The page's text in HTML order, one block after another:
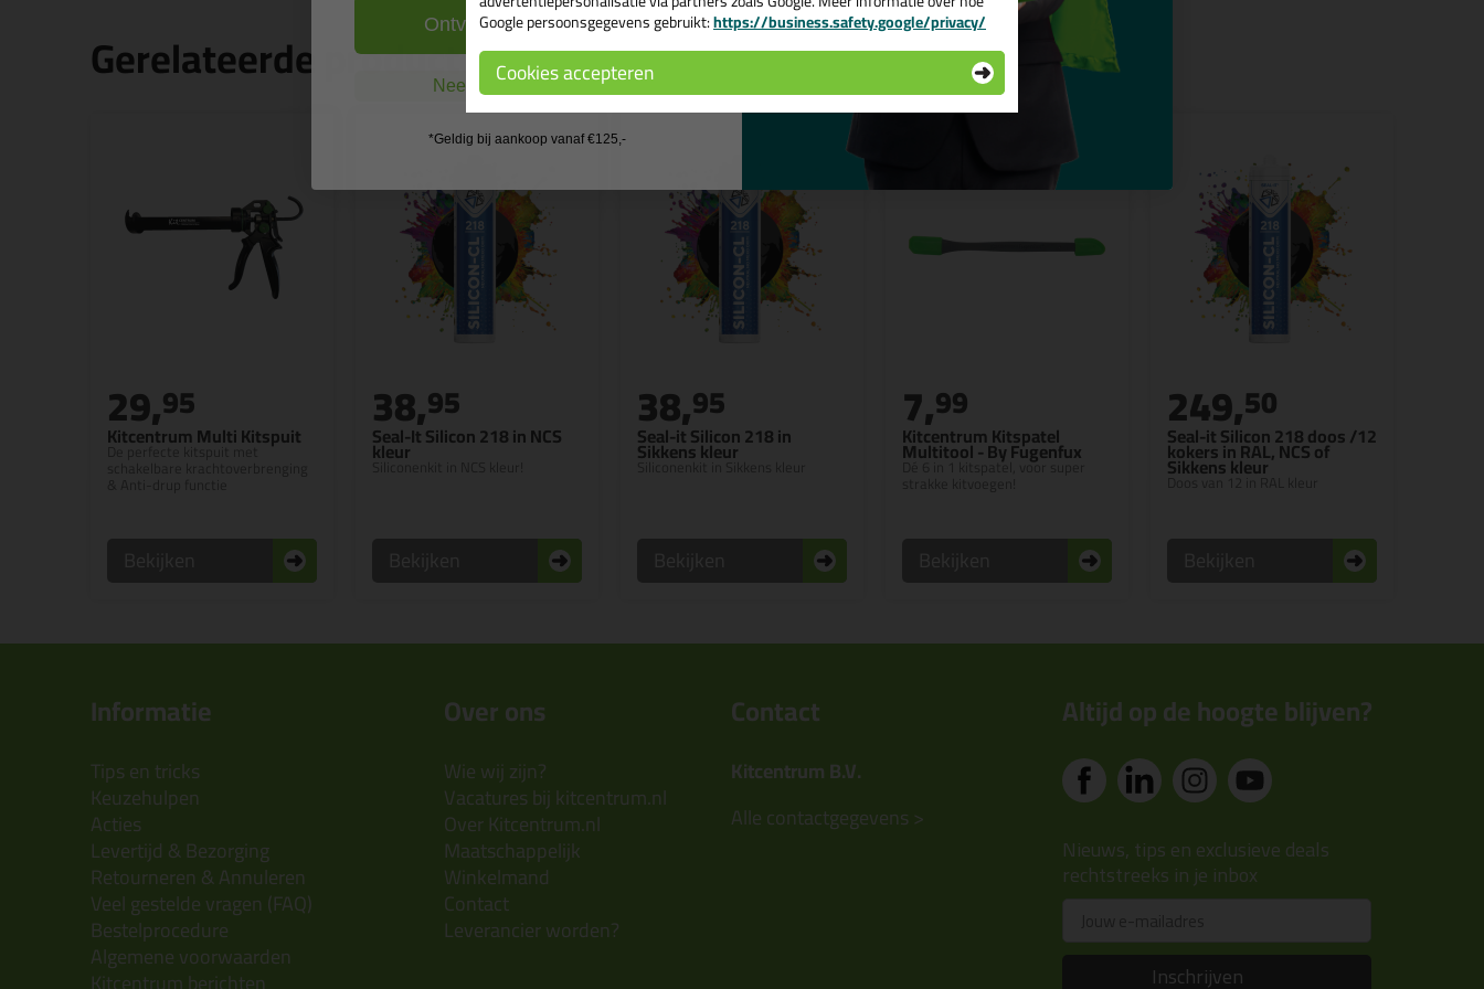
Gerelateerde producten
Kitcentrum Multi Kitspuit
De perfecte kitspuit met
29,95
Seal-It Silicon 218 in NCS
kleur
Siliconenkit in NCS kleur!
38,95
Seal-it Silicon 218 in
Sikkens kleur
Siliconenkit in Sikkens kleur
38,95
Kitcentrum Kitspatel
Multitool - By Fugenfux
Dé 6 in 1 kitspatel, voor super
7,99
Seal-it Silicon 218 doos /12
kokers in RAL, NCS of
Sikkens kleur
Doos van 12 in RAL kleur
249,50
Informatie
Tips en tricks
Keuzehulpen
Acties
Levertijd & Bezorging
Retourneren & Annuleren
Veel gestelde vragen (FAQ)
Bestelprocedure
Algemene voorwaarden
Over ons
Wie wij zijn?
Vacatures bij kitcentrum.nl
Over Kitcentrum.nl
Maatschappelijk
Winkelmand
Contact
Leverancier worden?
Contact
Kitcentrum B.V.
Alle contactgegevens >
Altijd op de hoogte blijven?
Nieuws, tips en exclusieve deals
rechtstreeks in je inbox
Inschrijven
Google persoonsgegevens gebruikt:https://business.safety.google/privacy/
Cookies accepteren
Ontvang de actiecode ›
Nee, ik wil geen cadeau
*Geldig bij aankoop vanaf €125,-